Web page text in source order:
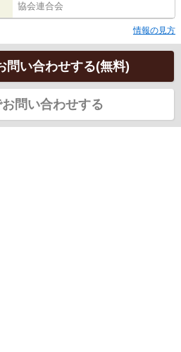
協会連合会
情報の見方
問い合わせする(無料)
問い合わせする